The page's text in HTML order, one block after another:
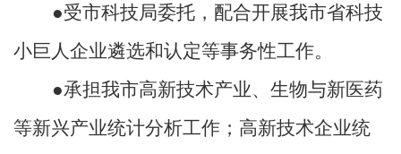
●受市科技局委托，配合开展我市省科技
小巨人企业遴选和认定等事务性工作。
●承担我市高新技术产业、生物与新医药
等新兴产业统计分析工作；高新技术企业统